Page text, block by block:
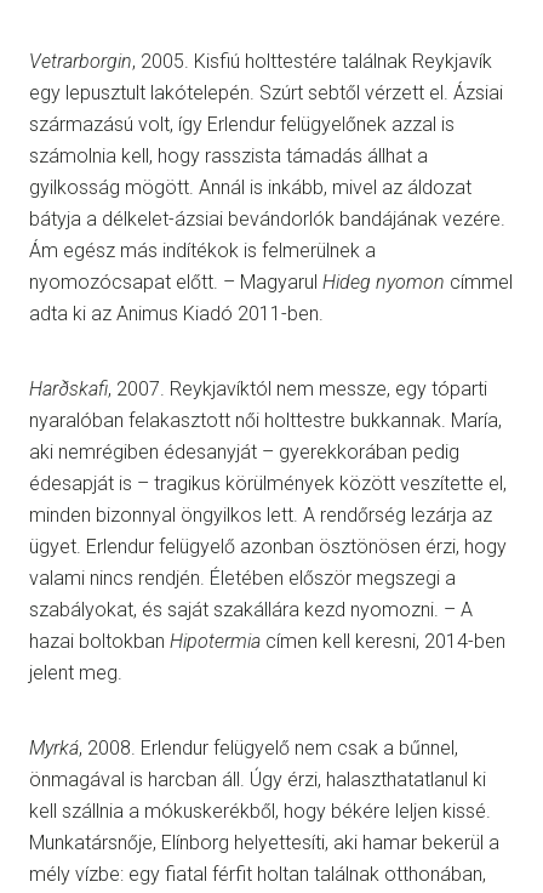
Vetrarborgin, 2005. Kisfiú holttestére találnak Reykjavík
egy lepusztult lakótelepén. Szúrt sebtől vérzett el. Ázsiai
származású volt, így Erlendur felügyelőnek azzal is
számolnia kell, hogy rasszista támadás állhat a
gyilkosság mögött. Annál is inkább, mivel az áldozat
bátyja a délkelet-ázsiai bevándorlók bandájának vezére.
Ám egész más indítékok is felmerülnek a
nyomozócsapat előtt. – Magyarul Hideg nyomon címmel
adta ki az Animus Kiadó 2011-ben.
Harðskafi, 2007. Reykjavíktól nem messze, egy tóparti
nyaralóban felakasztott női holttestre bukkannak. María,
aki nemrégiben édesanyját – gyerekkorában pedig
édesapját is – tragikus körülmények között veszítette el,
minden bizonnyal öngyilkos lett. A rendőrség lezárja az
ügyet. Erlendur felügyelő azonban ösztönösen érzi, hogy
valami nincs rendjén. Életében először megszegi a
szabályokat, és saját szakállára kezd nyomozni. – A
hazai boltokban Hipotermia címen kell keresni, 2014-ben
jelent meg.
Myrká, 2008. Erlendur felügyelő nem csak a bűnnel,
önmagával is harcban áll. Úgy érzi, halaszthatatlanul ki
kell szállnia a mókuskerékből, hogy békére leljen kissé.
Munkatársnője, Elínborg helyettesíti, aki hamar bekerül a
mély vízbe: egy fiatal férfit holtan találnak otthonában,